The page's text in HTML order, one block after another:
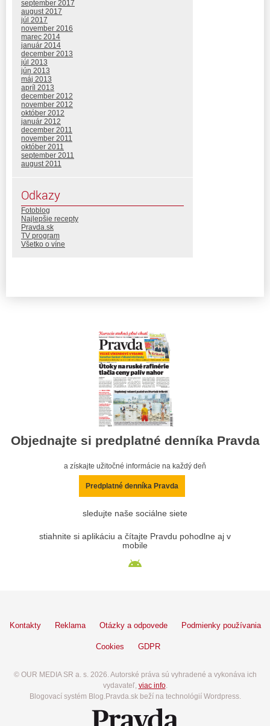
september 2017
august 2017
júl 2017
november 2016
marec 2014
január 2014
december 2013
júl 2013
jún 2013
máj 2013
apríl 2013
december 2012
november 2012
október 2012
január 2012
december 2011
november 2011
október 2011
september 2011
august 2011
Odkazy
Fotoblog
Najlepšie recepty
Pravda.sk
TV program
Všetko o víne
Objednajte si predplatné denníka Pravda
a získajte užitočné informácie na každý deň
Predplatné denníka Pravda
sledujte naše sociálne siete
stiahnite si aplikáciu a čítajte Pravdu pohodlne aj v
mobile
Kontakty Reklama Otázky a odpovede Podmienky používania
Cookies GDPR
© OUR MEDIA SR a. s. 2026. Autorské práva sú vyhradené a vykonáva ich
vydavateľ, viac info.
Blogovací systém Blog.Pravda.sk beží na technológií Wordpress.